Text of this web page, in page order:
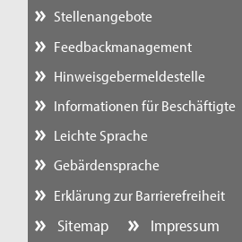
Stellenangebote
Feedbackmanagement
Hinweisgebermeldestelle
Informationen für Beschäftigte
Leichte Sprache
Gebärdensprache
Erklärung zur Barrierefreiheit
Sitemap Impressum